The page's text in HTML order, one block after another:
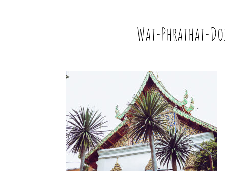
Wat-Phrathat-